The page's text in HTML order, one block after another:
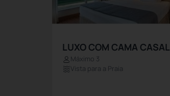
LUXO COM CAMA CASAL
Máximo 3
Vista para a Praia